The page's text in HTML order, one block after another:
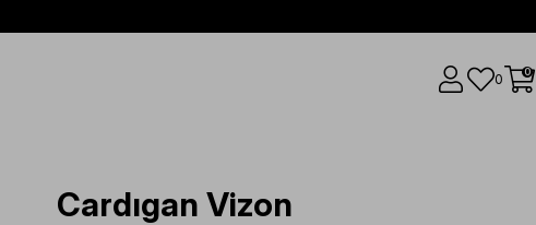
0 0
Cardıgan Vizon